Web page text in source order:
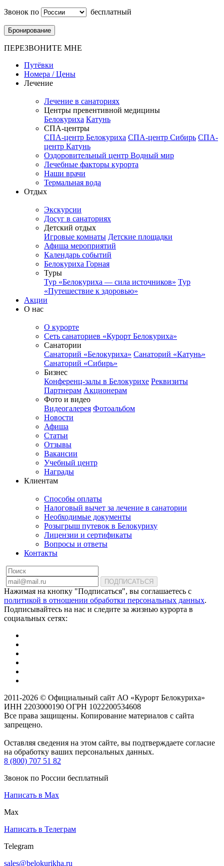
Звонок по
бесплатный
Бронирование
ПЕРЕЗВОНИТЕ МНЕ
Путёвки
Номера / Цены
Лечение
Лечение в санаториях
Центры превентивной медицины
Белокуриха Катунь
СПА-центры
СПА-центр Белокуриха СПА-центр Сибирь СПА-
центр Катунь
Оздоровительный центр Водный мир
Лечебные факторы курорта
Наши врачи
Термальная вода
Отдых
Экскурсии
Досуг в санаториях
Детский отдых
Игровые комнаты Детские площадки
Афиша мероприятий
Календарь событий
Белокуриха Горная
Туры
Тур «Белокуриха — сила источников» Тур
«Путешествие к здоровью»
Акции
О нас
О курорте
Сеть санаториев «Курорт Белокуриха»
Санатории
Санаторий «Белокуриха» Санаторий «Катунь»
Санаторий «Сибирь»
Бизнес
Конференц-залы в Белокурихе Реквизиты
Партнерам Акционерам
Фото и видео
Видеогалерея Фотоальбом
Новости
Афиша
Статьи
Отзывы
Вакансии
Учебный центр
Награды
Клиентам
Способы оплаты
Налоговый вычет за лечение в санатории
Необходимые документы
Розыгрыш путевок в Белокуриху
Лицензии и сертификаты
Вопросы и ответы
Контакты
ПОДПИСАТЬСЯ
Нажимая на кнопку "Подписаться", вы соглашаетесь с
политикой в отношении обработки персональных данных.
Подписывайтесь на нас и следите за жизнью курорта в
социальных сетях:
2011-2026 © Официальный сайт АО «Курорт Белокуриха»
ИНН 2203000190 ОГРН 1022200534608
Все права защищены. Копирование материалов с сайта
запрещено.
Оставляя сведения на этом сайте, вы подтверждаете согласие
на обработку ваших персональных данных.
8 (800) 707 51 82
Звонок по России бесплатный
Написать в Max
Max
Написать в Телеграм
Telegram
sales@belokurikha.ru